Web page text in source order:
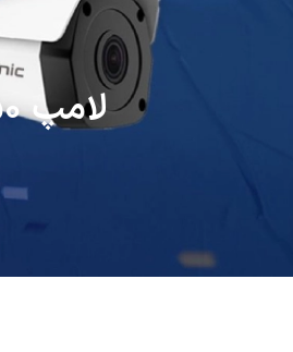
لامپ ۵۰وات استوانه‌ای برند تکتاب مدل لوتوس